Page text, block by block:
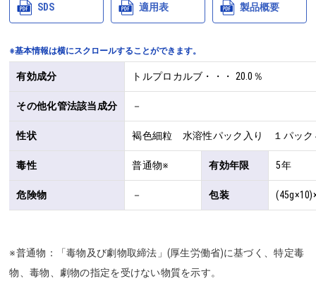
SDS 適用表 製品概要
※基本情報は横にスクロールすることができます。
有効成分 トルプロカルブ・・・ 20.0％
その他化管法該当成分 －
性状 褐色細粒 水溶性パック入り １パック
毒性 普通物※ 有効年限 5年
危険物 － 包装
※普通物：「毒物及び劇物取締法」(厚生労働省)に基づく、特定毒
物、毒物、劇物の指定を受けない物質を示す。